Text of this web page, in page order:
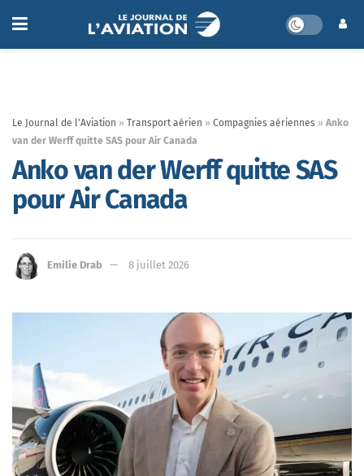
Le Journal de l'Aviation » Transport aérien » Compagnies aériennes » Anko
van der Werff quitte SAS pour Air Canada
Anko van der Werff quitte SAS
pour Air Canada
Emilie Drab 8 juillet 2026